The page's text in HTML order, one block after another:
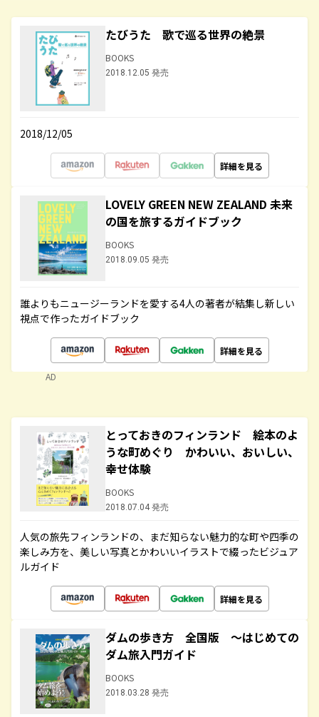
たびうた 歌で巡る世界の絶景
BOOKS
2018.12.05 発売
2018/12/05
詳細を見る
LOVELY GREEN NEW ZEALAND 未来
の国を旅するガイドブック
BOOKS
2018.09.05 発売
誰よりもニュージーランドを愛する4人の著者が結集し新しい
視点で作ったガイドブック
詳細を見る
AD
とっておきのフィンランド 絵本のよ
うな町めぐり かわいい、おいしい、
幸せ体験
BOOKS
2018.07.04 発売
人気の旅先フィンランドの、まだ知らない魅力的な町や四季の
楽しみ方を、美しい写真とかわいいイラストで綴ったビジュア
ルガイド
詳細を見る
ダムの歩き方 全国版 ～はじめての
ダム旅入門ガイド
BOOKS
2018.03.28 発売